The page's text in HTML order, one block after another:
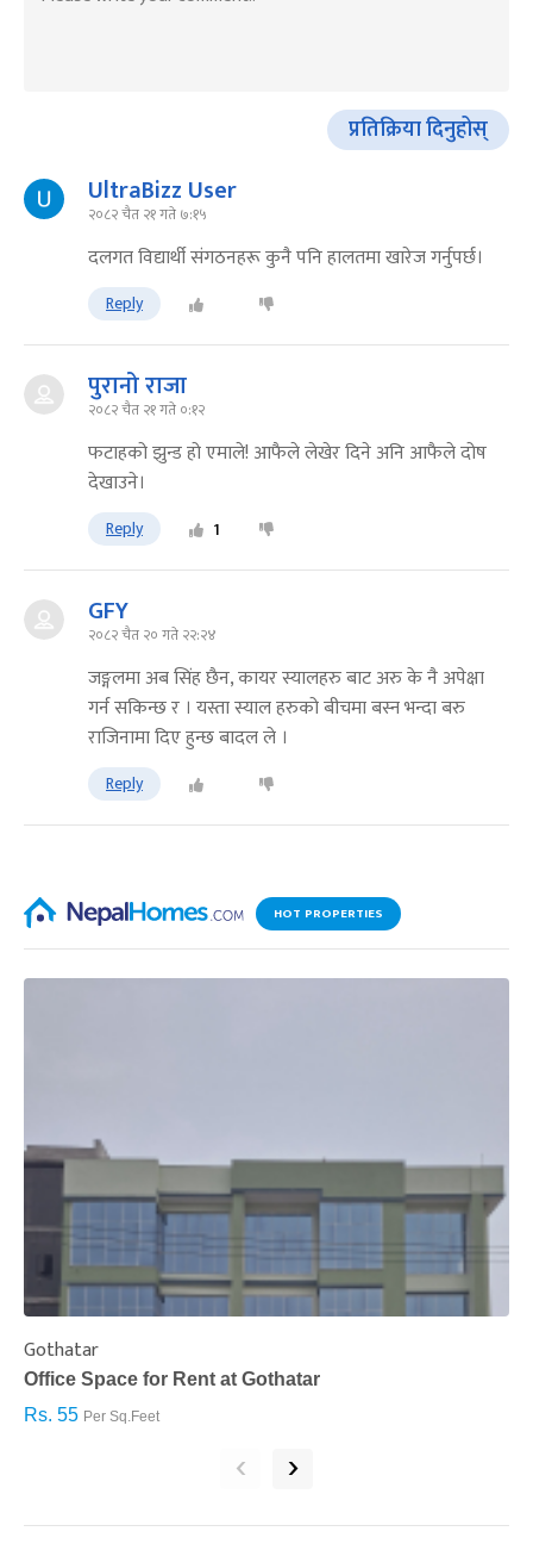
प्रतिक्रिया दिनुहोस्
UltraBizz User
२०८२ चैत २१ गते ७:१५
दलगत विद्यार्थी संगठनहरू कुनै पनि हालतमा खारेज गर्नुपर्छ।
Reply
पुरानो राजा
२०८२ चैत २१ गते ०:१२
फटाहको झुन्ड हो एमाले! आफैले लेखेर दिने अनि आफैले दोष
देखाउने।
Reply 1
GFY
२०८२ चैत २० गते २२:२४
जङ्गलमा अब सिंह छैन, कायर स्यालहरु बाट अरु के नै अपेक्षा
गर्न सकिन्छ र । यस्ता स्याल हरुको बीचमा बस्न भन्दा बरु
राजिनामा दिए हुन्छ बादल ले ।
Reply
HOT PROPERTIES
Gothatar
Office Space for Rent at Gothatar
Rs. 55 Per Sq.Feet
‹ ›